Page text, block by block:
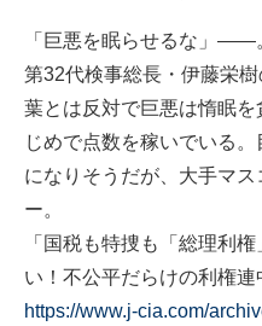
「巨悪を眠らせるな」――
第32代検事総長・伊藤栄
葉とは反対で巨悪は惰眠
じめで点数を稼いでいる
になりそうだが、大手マ
ー。
「国税も特捜も「総理利
い！不公平だらけの利権連
https://www.j-cia.com/